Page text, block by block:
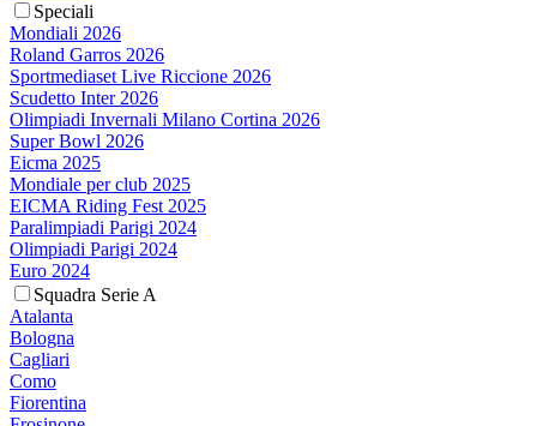
Speciali
Mondiali 2026
Roland Garros 2026
Sportmediaset Live Riccione 2026
Scudetto Inter 2026
Olimpiadi Invernali Milano Cortina 2026
Super Bowl 2026
Eicma 2025
Mondiale per club 2025
EICMA Riding Fest 2025
Paralimpiadi Parigi 2024
Olimpiadi Parigi 2024
Euro 2024
Squadra Serie A
Atalanta
Bologna
Cagliari
Como
Fiorentina